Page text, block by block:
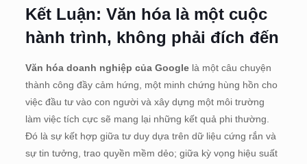
Kết Luận: Văn hóa là một cuộc
hành trình, không phải đích đến
Văn hóa doanh nghiệp của Googlelà một câu chuyện
thành công đầy cảm hứng, một minh chứng hùng hồn cho
việc đầu tư vào con người và xây dựng một môi trường
làm việc tích cực sẽ mang lại những kết quả phi thường.
Đó là sự kết hợp giữa tư duy dựa trên dữ liệu cứng rắn và
sự tin tưởng, trao quyền mềm dẻo; giữa kỳ vọng hiệu suất